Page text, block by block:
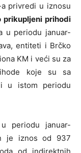
privredi u iznosu
prikupljeni prihodi
u periodu januar-
entiteti i Brčko
KM i veći su za
koje su sa
u istom periodu
periodu januar-
je iznos od 937